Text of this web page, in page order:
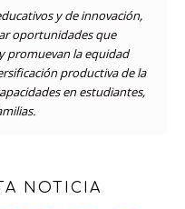
y de innovación,
oportunidades que
promuevan la equidad
productiva de la
en estudiantes,
NOTICIA